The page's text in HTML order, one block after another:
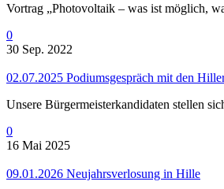
Vortrag „Photovoltaik – was ist möglich,
0
30 Sep. 2022
02.07.2025 Podiumsgespräch mit den
Unsere Bürgermeisterkandidaten stellen
0
16 Mai 2025
09.01.2026 Neujahrsverlosung in Hille